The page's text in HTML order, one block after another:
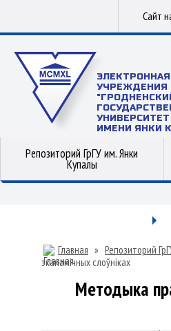
Сайт
УЧРЕЖДЕНИЯ
УНИВЕРСИТЕТ
ИМЕНИ ЯНКИ
Репозиторий ГрГУ им. Янки
Купалы
Главная » Репозиторий
эканамічных слоўніках
Методыка